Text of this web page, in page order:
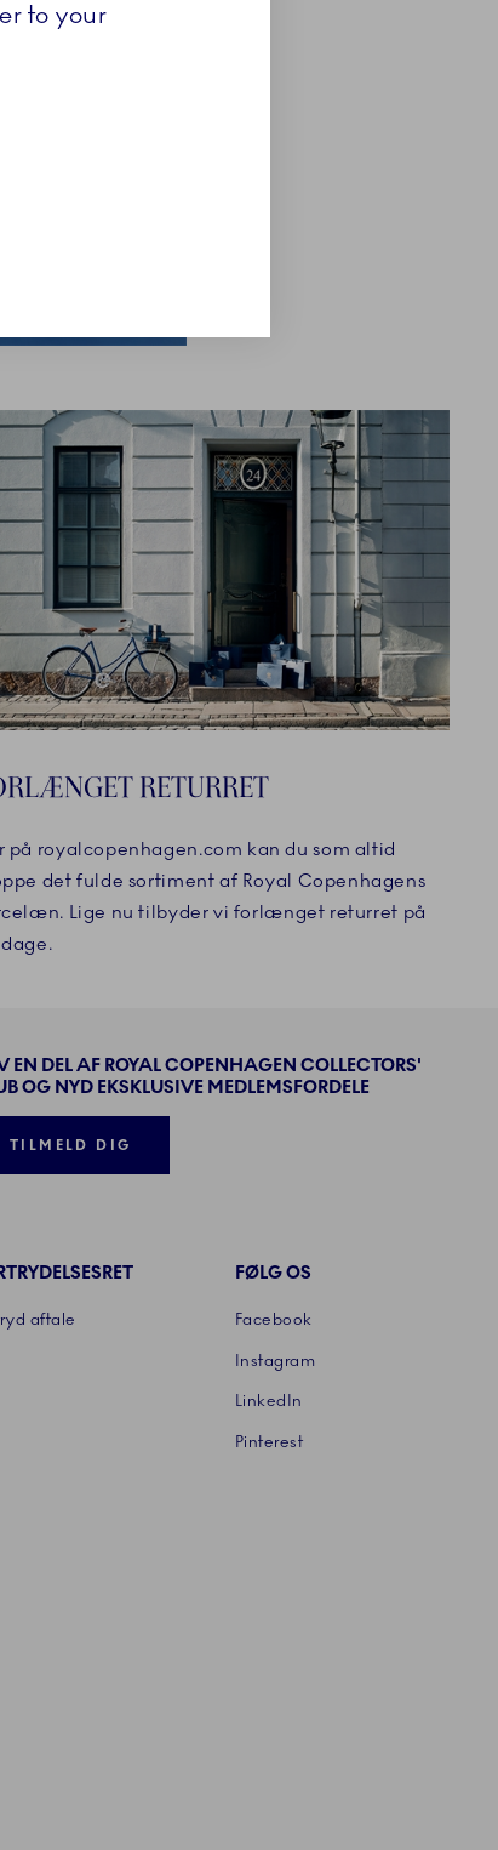
RETURRET
på royalcopenhagen.com kan du som altid
det fulde sortiment af Royal Copenhagens
Lige nu tilbyder vi forlænget returret på
EN DEL AF ROYAL COPENHAGEN COLLECTORS'
OG NYD EKSKLUSIVE MEDLEMSFORDELE
TILMELD DIG
aftale
FØLG OS
Facebook
Instagram
LinkedIn
Pinterest
to your